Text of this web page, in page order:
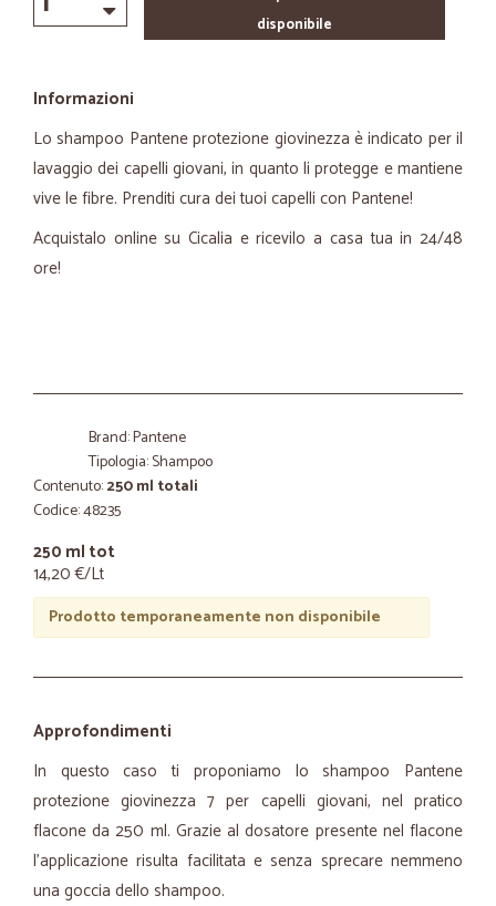
disponibile
Informazioni
Lo shampoo Pantene protezione giovinezza è indicato per il
lavaggio dei capelli giovani, in quanto li protegge e mantiene
vive le fibre. Prenditi cura dei tuoi capelli con Pantene!
Acquistalo online su Cicalia e ricevilo a casa tua in 24/48
ore!
Brand: Pantene
Tipologia: Shampoo
Contenuto:250 ml totali
Codice: 48235
250 ml tot
14,20 €/Lt
Prodotto temporaneamente non disponibile
Approfondimenti
In questo caso ti proponiamo lo shampoo Pantene
protezione giovinezza 7 per capelli giovani, nel pratico
flacone da 250 ml. Grazie al dosatore presente nel flacone
l’applicazione risulta facilitata e senza sprecare nemmeno
una goccia dello shampoo.